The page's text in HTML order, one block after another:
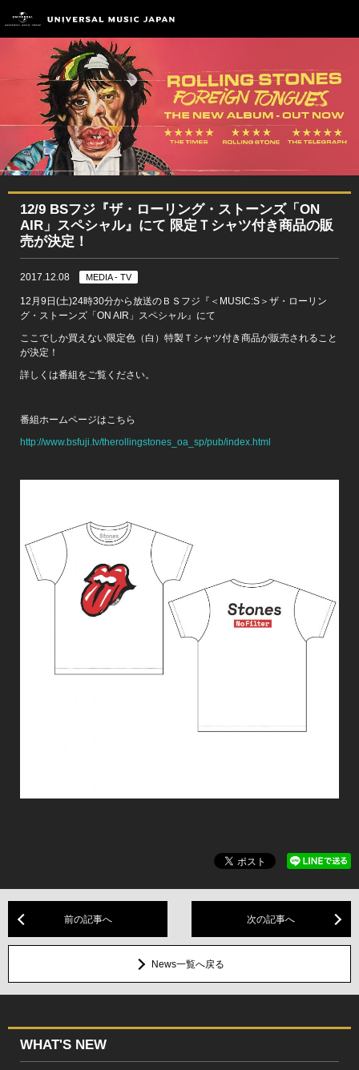
12/9 BSフジ『ザ・ローリング・ストーンズ「ON
AIR」スペシャル』にて 限定Ｔシャツ付き商品の販
売が決定！
2017.12.08 MEDIA - TV
12月9日(土)24時30分から放送のＢＳフジ『＜MUSIC:S＞ザ・ローリン
グ・ストーンズ「ON AIR」スペシャル』にて
ここでしか買えない限定色（白）特製Ｔシャツ付き商品が販売されること
が決定！
詳しくは番組をご覧ください。
番組ホームページはこちら
http://www.bsfuji.tv/therollingstones_oa_sp/pub/index.html
前の記事へ 次の記事へ
News一覧へ戻る
WHAT'S NEW